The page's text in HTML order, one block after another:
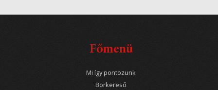
Főmenü
Mi így pontozunk
Borkereső